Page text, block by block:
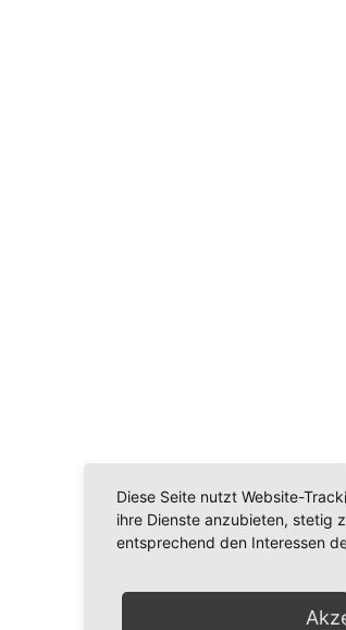
Diese Seite nutzt Website-
ihre Dienste anzubieten, stetig
entsprechend den Interessen